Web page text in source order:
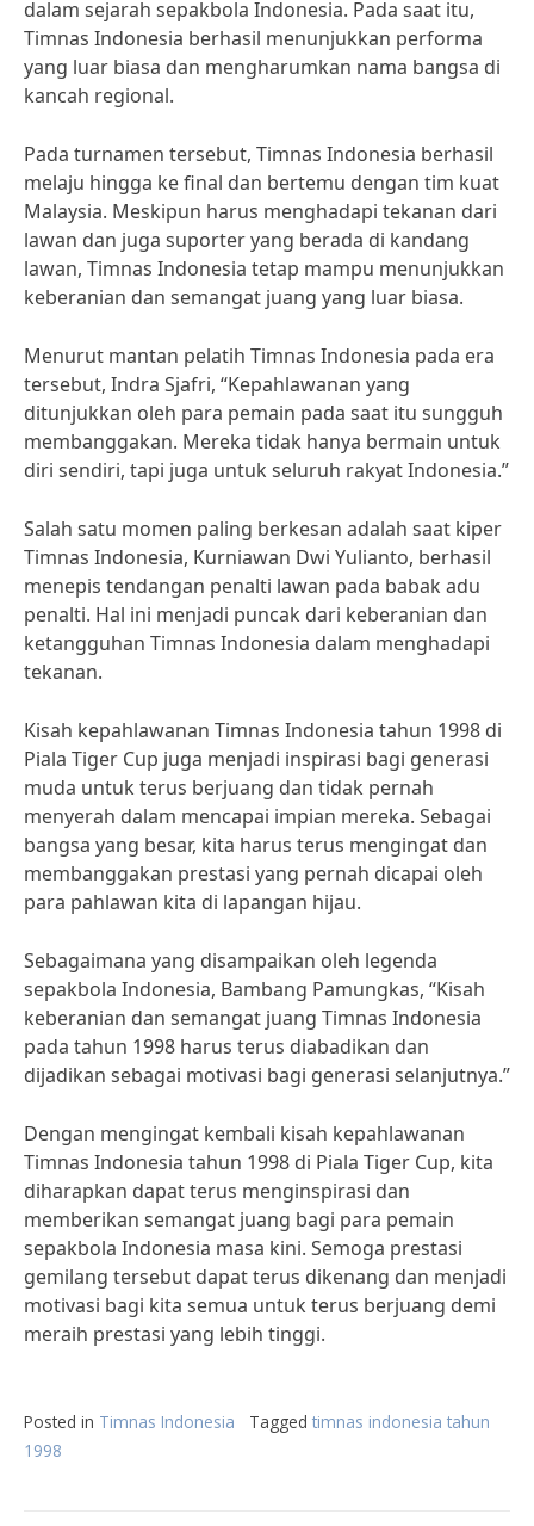
dalam sejarah sepakbola Indonesia. Pada saat itu,
Timnas Indonesia berhasil menunjukkan performa
yang luar biasa dan mengharumkan nama bangsa di
kancah regional.
Pada turnamen tersebut, Timnas Indonesia berhasil
melaju hingga ke final dan bertemu dengan tim kuat
Malaysia. Meskipun harus menghadapi tekanan dari
lawan dan juga suporter yang berada di kandang
lawan, Timnas Indonesia tetap mampu menunjukkan
keberanian dan semangat juang yang luar biasa.
Menurut mantan pelatih Timnas Indonesia pada era
tersebut, Indra Sjafri, “Kepahlawanan yang
ditunjukkan oleh para pemain pada saat itu sungguh
membanggakan. Mereka tidak hanya bermain untuk
diri sendiri, tapi juga untuk seluruh rakyat Indonesia.”
Salah satu momen paling berkesan adalah saat kiper
Timnas Indonesia, Kurniawan Dwi Yulianto, berhasil
menepis tendangan penalti lawan pada babak adu
penalti. Hal ini menjadi puncak dari keberanian dan
ketangguhan Timnas Indonesia dalam menghadapi
tekanan.
Kisah kepahlawanan Timnas Indonesia tahun 1998 di
Piala Tiger Cup juga menjadi inspirasi bagi generasi
muda untuk terus berjuang dan tidak pernah
menyerah dalam mencapai impian mereka. Sebagai
bangsa yang besar, kita harus terus mengingat dan
membanggakan prestasi yang pernah dicapai oleh
para pahlawan kita di lapangan hijau.
Sebagaimana yang disampaikan oleh legenda
sepakbola Indonesia, Bambang Pamungkas, “Kisah
keberanian dan semangat juang Timnas Indonesia
pada tahun 1998 harus terus diabadikan dan
dijadikan sebagai motivasi bagi generasi selanjutnya.”
Dengan mengingat kembali kisah kepahlawanan
Timnas Indonesia tahun 1998 di Piala Tiger Cup, kita
diharapkan dapat terus menginspirasi dan
memberikan semangat juang bagi para pemain
sepakbola Indonesia masa kini. Semoga prestasi
gemilang tersebut dapat terus dikenang dan menjadi
motivasi bagi kita semua untuk terus berjuang demi
meraih prestasi yang lebih tinggi.
Posted in Timnas Indonesia Tagged timnas indonesia tahun
1998